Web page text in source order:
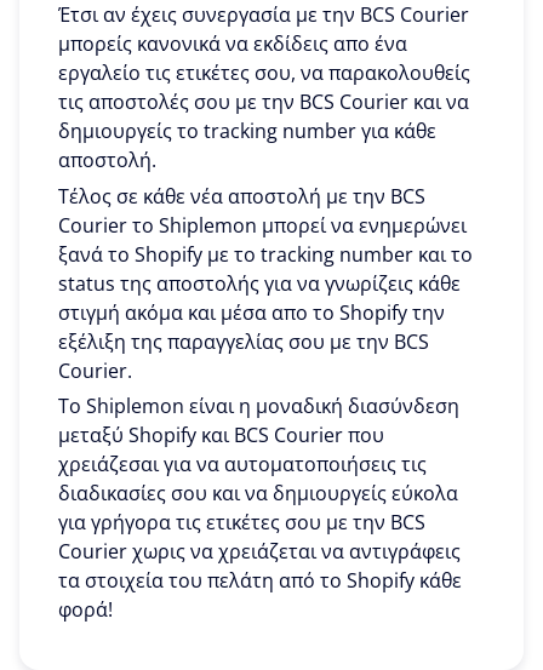
Έτσι αν έχεις συνεργασία με την BCS Courier
μπορείς κανονικά να εκδίδεις απο ένα
εργαλείο τις ετικέτες σου, να παρακολουθείς
τις αποστολές σου με την BCS Courier και να
δημιουργείς το tracking number για κάθε
αποστολή.
Τέλος σε κάθε νέα αποστολή με την BCS
Courier το Shiplemon μπορεί να ενημερώνει
ξανά το Shopify με το tracking number και το
status της αποστολής για να γνωρίζεις κάθε
στιγμή ακόμα και μέσα απο το Shopify την
εξέλιξη της παραγγελίας σου με την BCS
Courier.
To Shiplemon είναι η μοναδική διασύνδεση
μεταξύ Shopify και BCS Courier που
χρειάζεσαι για να αυτοματοποιήσεις τις
διαδικασίες σου και να δημιουργείς εύκολα
για γρήγορα τις ετικέτες σου με την BCS
Courier χωρις να χρειάζεται να αντιγράφεις
τα στοιχεία του πελάτη από το Shopify κάθε
φορά!